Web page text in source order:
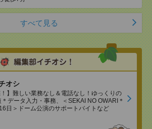
すべて見る
オシ
！】難しい業務なし＆電話なし！ゆっくりの
データ入力・事務、＜SEKAI NO OWARI＊
日＞ドーム公演のサポートバイトなど